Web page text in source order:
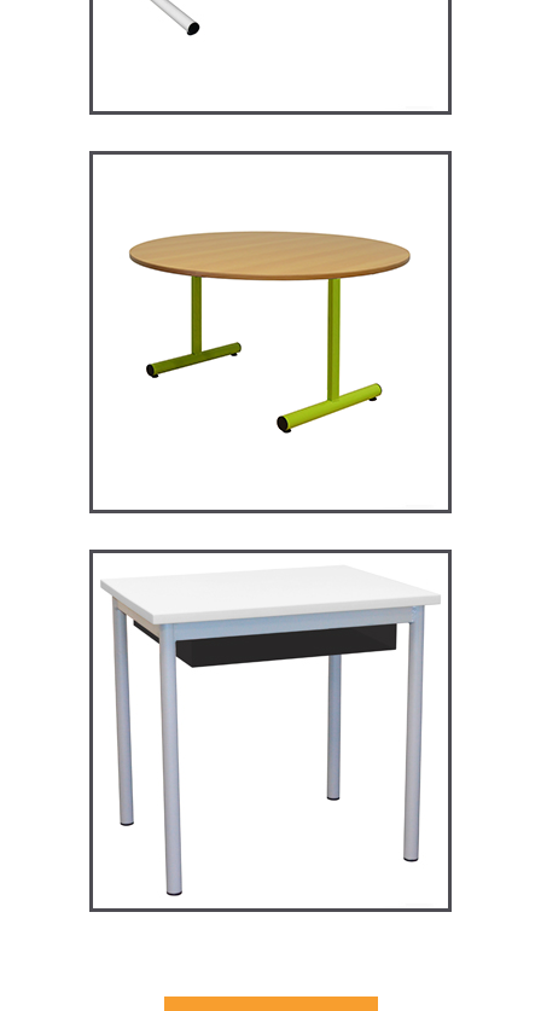
RM120 – Restauration
TABLES ET MANGE DEBOUT
TD4P75 – Dale table 4 pieds
70×50
TABLES SECONDAIRE